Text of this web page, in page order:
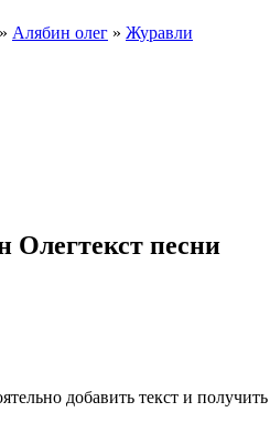
» Алябин олег » Журавли
Олегтекст песни
добавить текст и